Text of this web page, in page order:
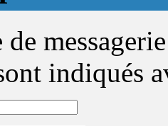
de
indiqués